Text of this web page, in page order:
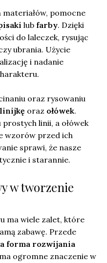
pomocne
lub farby. Dzięki
do laleczek, rysując
ubrania. Użycie
i nadanie
oraz rysowaniu
linijkę oraz ołówek.
linii, a ołówek
wzorów przed ich
sprawi, że nasze
i starannie.
w tworzenie
ma wiele zalet, które
zabawę. Przede
forma rozwijania
ogromne znaczenie w